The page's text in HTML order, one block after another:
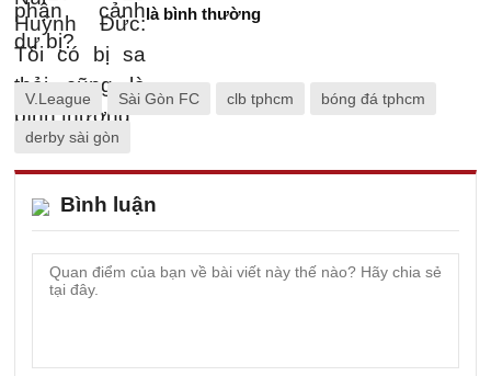
là bình thường
V.League Sài Gòn FC clb tphcm bóng đá tphcm
derby sài gòn
Bình luận